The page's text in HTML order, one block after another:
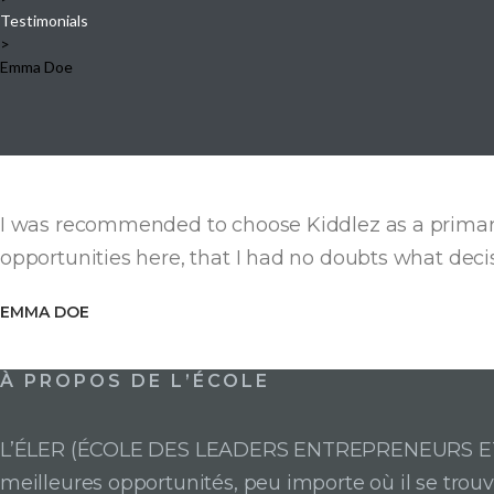
Testimonials
>
Emma Doe
I was recommended to choose Kiddlez as a
opportunities here, that I had no doubts what
EMMA DOE
À PROPOS DE L’ÉCOLE
L’ÉLER (ÉCOLE DES LEADERS
meilleures opportunités, peu importe où il se